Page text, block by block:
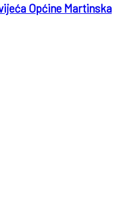
Općine Martinska